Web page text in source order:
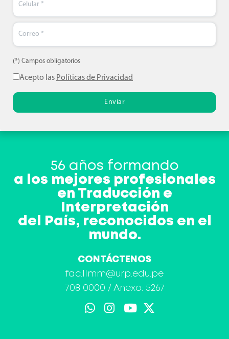
(*) Campos obligatorios
Acepto las Políticas de Privacidad
Enviar
56 años formando
a los mejores profesionales
en Traducción e
Interpretación
del País, reconocidos en el
mundo.
CONTÁCTENOS
fac.llmm@urp.edu.pe
708 0000 / Anexo: 5267